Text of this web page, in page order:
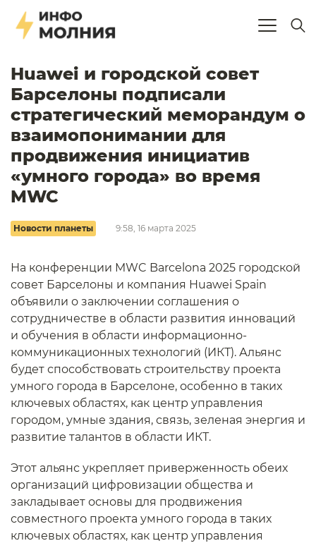
Huawei и городской совет
Барселоны подписали
стратегический меморандум о
взаимопонимании для
продвижения инициатив
«умного города» во время
MWC
Новости планеты 9:58, 16 марта 2025
На конференции MWC Barcelona 2025 городской
совет Барселоны и компания Huawei Spain
объявили о заключении соглашения о
сотрудничестве в области развития инноваций
и обучения в области информационно-
коммуникационных технологий (ИКТ). Альянс
будет способствовать строительству проекта
умного города в Барселоне, особенно в таких
ключевых областях, как центр управления
городом, умные здания, связь, зеленая энергия и
развитие талантов в области ИКТ.
Этот альянс укрепляет приверженность обеих
организаций цифровизации общества и
закладывает основы для продвижения
совместного проекта умного города в таких
ключевых областях, как центр управления